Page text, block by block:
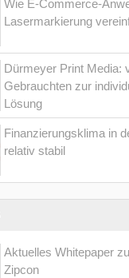
Wie E-Commerce-
Lasermarkierung
Dürmeyer Print Media:
Gebrauchten zur
Lösung
Finanzierungsklima in
relativ stabil
Aktuelles Whitepaper
Zipcon